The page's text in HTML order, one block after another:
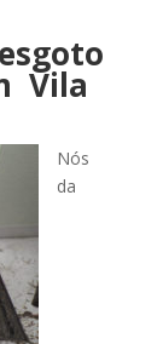
Vila
Nós
da